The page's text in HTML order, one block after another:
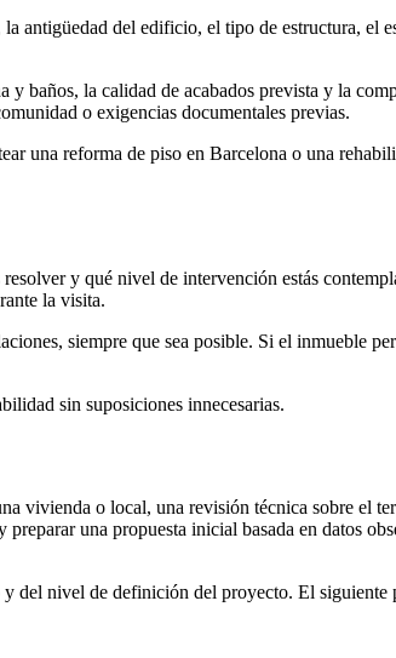
del edificio, el tipo de estructura, el
baños, la calidad de acabados prevista y la
o exigencias documentales previas.
una reforma de piso en Barcelona o una
y qué nivel de intervención estás
la visita.
siempre que sea posible. Si el inmueble
sin suposiciones innecesarias.
vivienda o local, una revisión técnica sobre el
una propuesta inicial basada en datos
del nivel de definición del proyecto. El siguiente